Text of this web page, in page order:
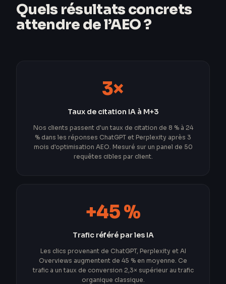
Quels résultats concrets
attendre de l’AEO ?
3×
Taux de citation IA à M+3
Nos clients passent d'un taux de citation de 8 % à 24
% dans les réponses ChatGPT et Perplexity après 3
mois d'optimisation AEO. Mesuré sur un panel de 50
requêtes cibles par client.
+45 %
Trafic référé par les IA
Les clics provenant de ChatGPT, Perplexity et AI
Overviews augmentent de 45 % en moyenne. Ce
trafic a un taux de conversion 2,3× supérieur au trafic
organique classique.